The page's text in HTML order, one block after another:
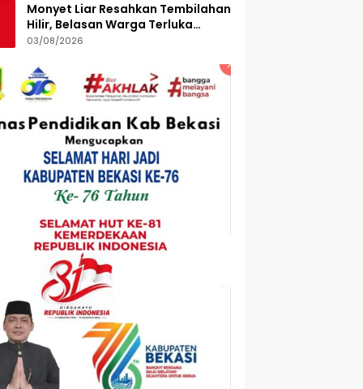
Monyet Liar Resahkan Tembilahan
Hilir, Belasan Warga Terluka
Digigit
03/08/2026